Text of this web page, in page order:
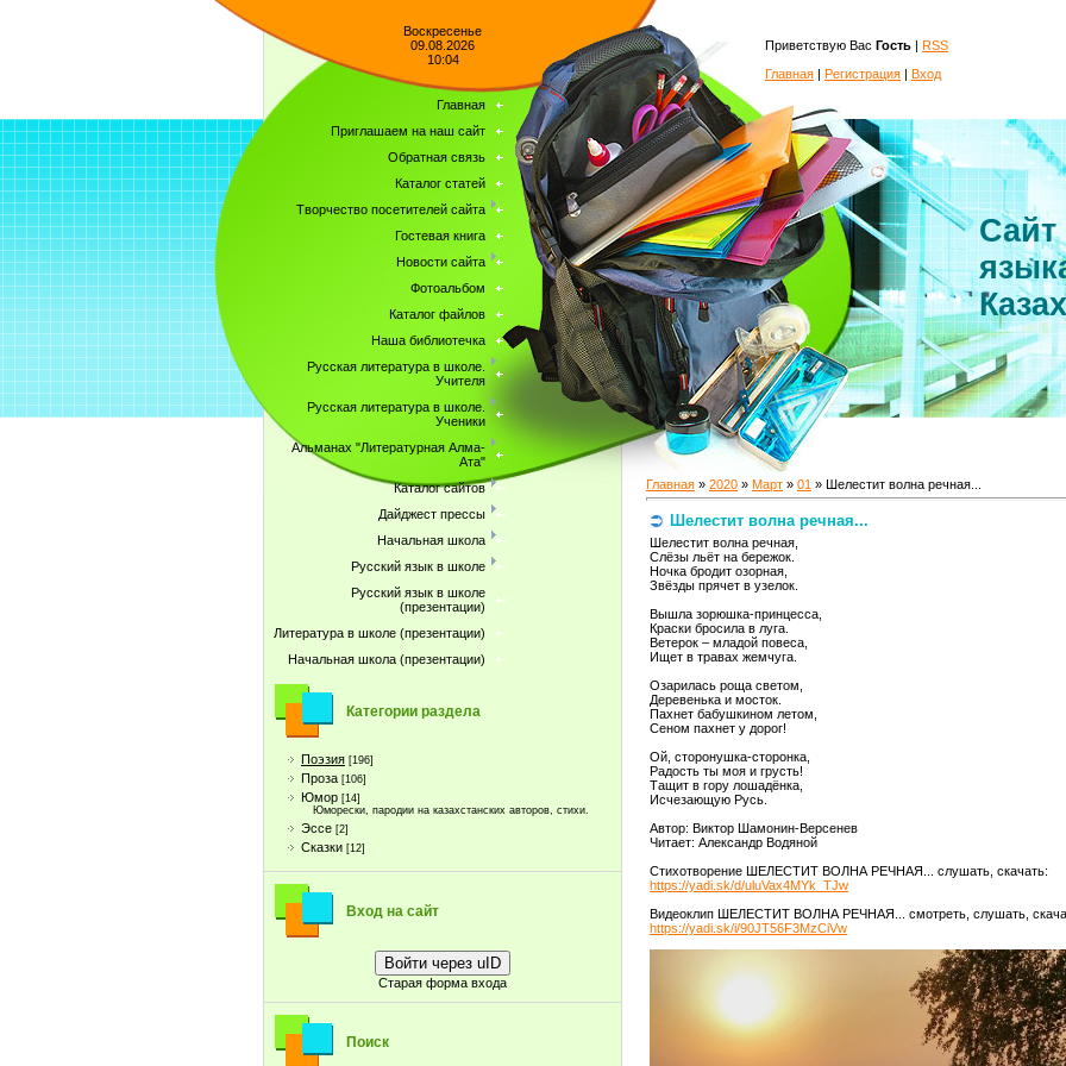
Воскресенье
09.08.2026
10:04
Главная
Приглашаем на наш сайт
Обратная связь
Каталог статей
Творчество посетителей сайта
Гостевая книга
Новости сайта
Фотоальбом
Каталог файлов
Наша библиотечка
Русская литература в школе.
Учителя
Русская литература в школе.
Ученики
Альманах "Литературная Алма-
Ата"
Каталог сайтов
Дайджест прессы
Начальная школа
Русский язык в школе
Русский язык в школе
(презентации)
Литература в школе (презентации)
Начальная школа (презентации)
Категории раздела
Поэзия [196]
Проза [106]
Юмор [14]
Юморески, пародии на казахстанских авторов, стихи.
Эссе [2]
Сказки [12]
Вход на сайт
Войти через uID
Старая форма входа
Поиск
Приветствую Вас Гость | RSS
Главная | Регистрация | Вход
Сайт
Главная » 2020 » Март » 01 » Шелестит волна речная...
Шелестит волна речная...
Шелестит волна речная,
Слёзы льёт на бережок.
Ночка бродит озорная,
Звёзды прячет в узелок.
Вышла зорюшка-принцесса,
Краски бросила в луга.
Ветерок – младой повеса,
Ищет в травах жемчуга.
Озарилась роща светом,
Деревенька и мосток.
Пахнет бабушкином летом,
Сеном пахнет у дорог!
Ой, сторонушка-сторонка,
Радость ты моя и грусть!
Тащит в гору лошадёнка,
Исчезающую Русь.
Автор: Виктор Шамонин-Версенев
Читает: Александр Водяной
Стихотворение ШЕЛЕСТИТ ВОЛНА РЕЧНАЯ... слушать, скачать:
https://yadi.sk/d/uluVax4MYk_TJw
Видеоклип ШЕЛЕСТИТ ВОЛНА РЕЧНАЯ... смотреть, слушать,
https://yadi.sk/i/90JT56F3MzCiVw